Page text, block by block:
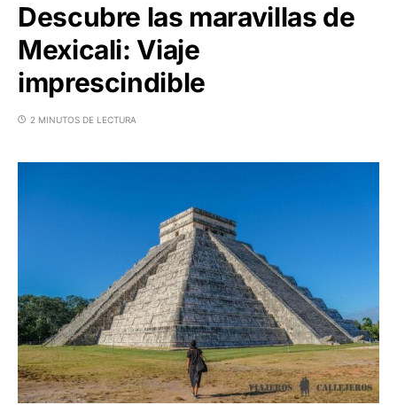
Descubre las maravillas de
Mexicali: Viaje
imprescindible
2 MINUTOS DE LECTURA